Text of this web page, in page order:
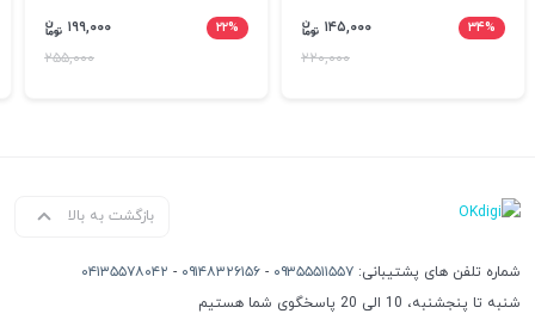
۳۴%
۱۴۵,۰۰۰
۲۲۰,۰۰۰
۲۲%
۱۹۹,۰۰۰
۲۵۵,۰۰۰
بازگشت به بالا
شماره تلفن های پشتیبانی: ۰۹۳۵۵۵۱۱۵۵۷ - ۰۹۱۴۸۳۲۶۱۵۶ - ۰۴۱۳۵۵۷۸۰۴۲
شنبه تا پنجشنبه، 10 الی 20 پاسخگوی شما هستیم